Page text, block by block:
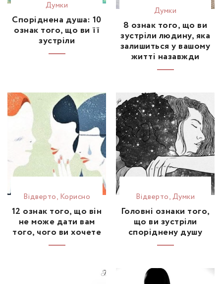
Думки
Споріднена душа: 10
ознак того, що ви її
зустріли
Думки
8 ознак того, що ви
зустріли людину, яка
залишиться у вашому
житті назавжди
Відвертo, Корисно
12 ознак того, що він
не може дати вам
того, чого ви хочете
Відвертo,Думки
Головні ознаки того,
що ви зустріли
споріднену душу